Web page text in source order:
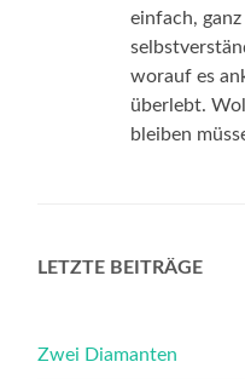
einfach,
worauf es
überlebt.
bleiben
LETZTE BEITRÄGE
Zwei Diamanten